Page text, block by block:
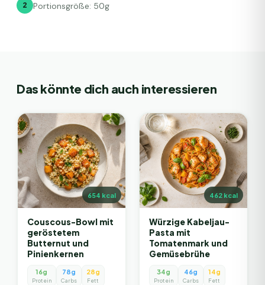
2 Portionsgröße: 50g
Das könnte dich auch interessieren
654 kcal
Couscous-Bowl mit
geröstetem
Butternut und
Pinienkernen
16g
Protein
78g
Carbs
28g
Fett
462kcal
Würzige Kabeljau-
Pasta mit
Tomatenmark und
Gemüsebrühe
34g
Protein
46g
Carbs
14g
Fett